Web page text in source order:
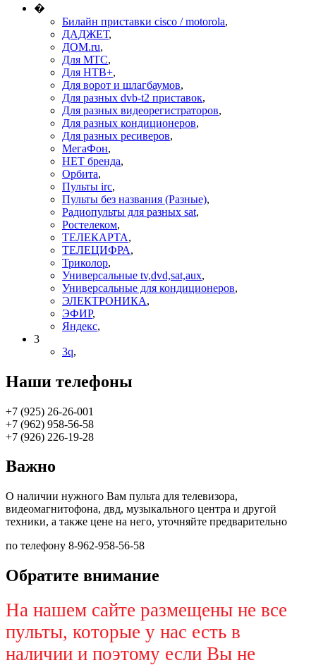
�
Билайн приставки cisco / motorola,
ДАДЖЕТ,
ДОМ.ru,
Для МТС,
Для НТВ+,
Для ворот и шлагбаумов,
Для разных dvb-t2 приставок,
Для разных видеорегистраторов,
Для разных кондиционеров,
Для разных ресиверов,
МегаФон,
НЕТ бренда,
Орбита,
Пульты irc,
Пульты без названия (Разные),
Радиопульты для разных sat,
Ростелеком,
ТЕЛЕКАРТА,
ТЕЛЕЦИФРА,
Триколор,
Универсальные tv,dvd,sat,aux,
Универсальные для кондиционеров,
ЭЛЕКТРОНИКА,
ЭФИР,
Яндекс,
3
3q,
Наши телефоны
+7 (925) 26-26-001
+7 (962) 958-56-58
+7 (926) 226-19-28
Важно
О наличии нужного Вам пульта для телевизора,
видеомагнитофона, двд, музыкального центра и другой
техники, а также цене на него, уточняйте предварительно
по телефону 8-962-958-56-58
Обратите внимание
На нашем сайте размещены не все
пульты, которые у нас есть в
наличии и поэтому если Вы не